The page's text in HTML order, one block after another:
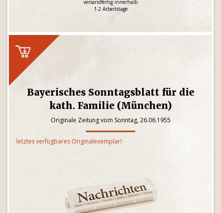
versandfertig innerhalb
1-2 Arbeitstage
Bayerisches Sonntagsblatt für die
kath. Familie (München)
Originale Zeitung vom Sonntag, 26.06.1955
letztes verfügbares Originalexemplar!